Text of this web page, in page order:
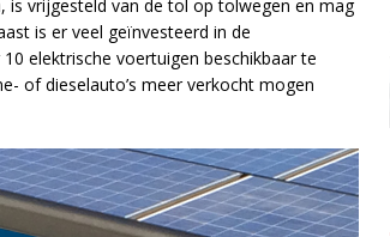
vrijgesteld van de tol op tolwegen en mag
is er veel geïnvesteerd in de
elektrische voertuigen beschikbaar te
of dieselauto’s meer verkocht mogen